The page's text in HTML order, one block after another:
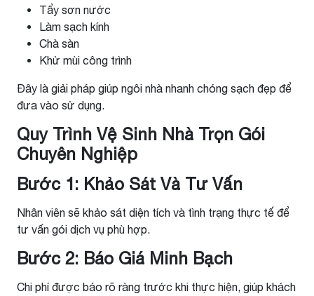
Tẩy sơn nước
Làm sạch kính
Chà sàn
Khử mùi công trình
Đây là giải pháp giúp ngôi nhà nhanh chóng sạch đẹp để
đưa vào sử dụng.
Quy Trình Vệ Sinh Nhà Trọn Gói
Chuyên Nghiệp
Bước 1: Khảo Sát Và Tư Vấn
Nhân viên sẽ khảo sát diện tích và tình trạng thực tế để
tư vấn gói dịch vụ phù hợp.
Bước 2: Báo Giá Minh Bạch
Chi phí được báo rõ ràng trước khi thực hiện, giúp khách